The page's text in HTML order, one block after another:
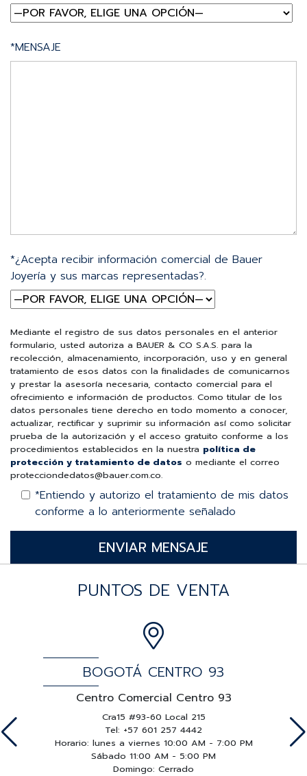
*MENSAJE
*¿Acepta recibir información comercial de Bauer
Joyería y sus marcas representadas?.
Mediante el registro de sus datos personales en el anterior
formulario, usted autoriza a BAUER & CO S.A.S. para la
recolección, almacenamiento, incorporación, uso y en general
tratamiento de esos datos con la finalidades de comunicarnos
y prestar la asesoría necesaria, contacto comercial para el
ofrecimiento e información de productos. Como titular de los
datos personales tiene derecho en todo momento a conocer,
actualizar, rectificar y suprimir su información así como solicitar
prueba de la autorización y el acceso gratuito conforme a los
procedimientos establecidos en la nuestra política de
protección y tratamiento de datos o mediante el correo
protecciondedatos@bauer.com.co.
*Entiendo y autorizo el tratamiento de mis datos
conforme a lo anteriormente señalado
PUNTOS DE VENTA
BOGOTÁ CENTRO 93
Centro Comercial Centro 93
Cra15 #93-60 Local 215
Tel: +57 601 257 4442
Horario: lunes a viernes 10:00 AM - 7:00 PM
Sábado 11:00 AM - 5:00 PM
Domingo: Cerrado